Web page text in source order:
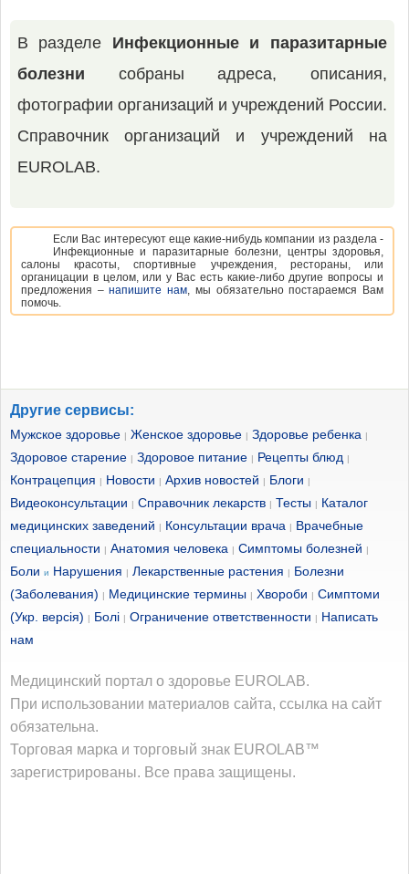
В разделе Инфекционные и паразитарные
болезни собраны адреса, описания,
фотографии организаций и учреждений России.
Справочник организаций и учреждений на
EUROLAB.
Если Вас интересуют еще какие-нибудь компании из раздела -
Инфекционные и паразитарные болезни, центры здоровья,
салоны красоты, спортивные учреждения, рестораны, или
органицации в целом, или у Вас есть какие-либо другие вопросы и
предложения –напишите нам, мы обязательно постараемся Вам
помочь.
Другие сервисы:
Мужское здоровье | Женское здоровье | Здоровье ребенка |
Здоровое старение | Здоровое питание | Рецепты блюд |
Контрацепция | Новости | Архив новостей | Блоги |
Видеоконсультации | Справочник лекарств | Тесты | Каталог
медицинских заведений | Консультации врача | Врачебные
специальности | Анатомия человека | Симптомы болезней |
Боли и Нарушения | Лекарственные растения | Болезни
(Заболевания) | Медицинские термины | Хвороби | Симптоми
(Укр. версія) | Болі | Ограничение ответственности | Написать
нам
Медицинский портал о здоровье EUROLAB.
При использовании материалов сайта, ссылка на сайт
обязательна.
Торговая марка и торговый знак EUROLAB™
зарегистрированы. Все права защищены.